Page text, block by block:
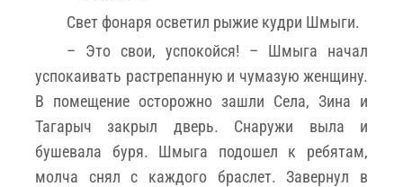
Свет фонаря осветил рыжие кудри Шмыги.
­– Это свои, успокойся! – Шмыга начал
успокаивать растрепанную и чумазую женщину.
В помещение осторожно зашли Села, Зина и
Тагарыч закрыл дверь. Снаружи выла и
бушевала буря. Шмыга подошел к ребятам,
молча снял с каждого браслет. Завернул в